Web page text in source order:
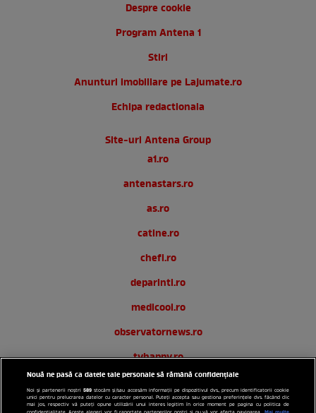
Despre cookie
Program Antena 1
Stiri
Anunturi imobiliare pe Lajumate.ro
Echipa redactionala
Site-uri Antena Group
a1.ro
antenastars.ro
as.ro
catine.ro
chefi.ro
deparinti.ro
medicool.ro
observatornews.ro
tvhappy.ro
useit.ro
zutv.ro
Nouă ne pasă ca datele tale personale să rămână confidențiale
Noi și partenerii noștri589 stocăm și/sau accesăm informații pe dispozitivul dvs., precum identificatorii cookie
unici pentru prelucrarea datelor cu caracter personal. Puteți accepta sau gestiona preferințele dvs. făcând clic
mai jos, respectiv vă puteți opune utilizării unui interes legitim în orice moment pe pagina cu politica de